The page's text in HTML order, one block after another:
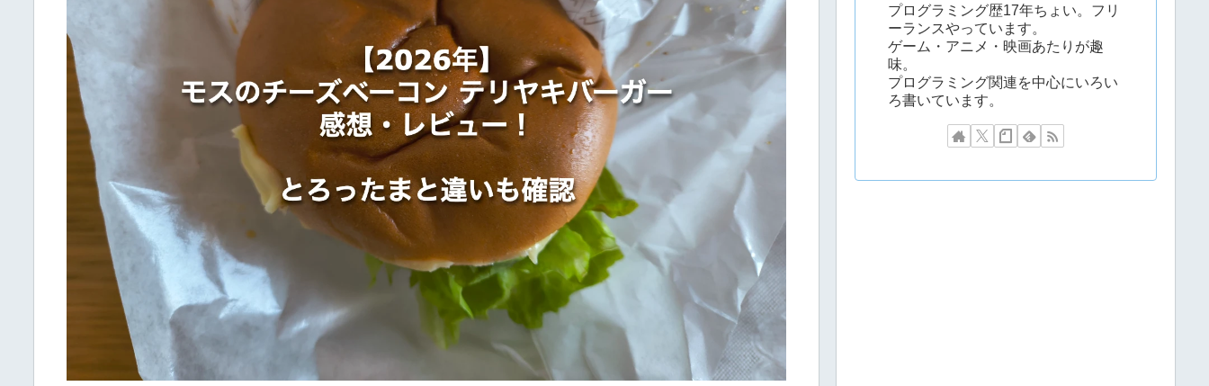
プログラミング歴17年ちょい。フリ
ーランスやっています。
ゲーム・アニメ・映画あたりが趣
味。
プログラミング関連を中心にいろい
ろ書いています。